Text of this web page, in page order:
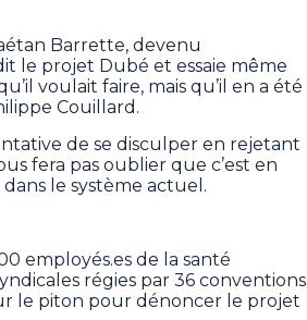
Barrette, devenu
le projet Dubé et essaie même
voulait faire, mais qu’il en a été
Couillard.
de se disculper en rejetant
fera pas oublier que c’est en
le système actuel.
employés.es de la santé
régies par 36 conventions
le piton pour dénoncer le projet